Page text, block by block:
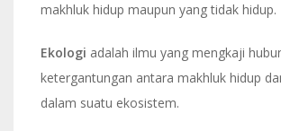
makhluk hidup maupun yang tidak hidup.
Ekologi adalah ilmu yang mengkaji
ketergantungan antara makhluk hidup
dalam suatu ekosistem.